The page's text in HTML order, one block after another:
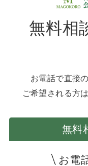
無料相
お電話で直接
ご希望される方
無料
お電